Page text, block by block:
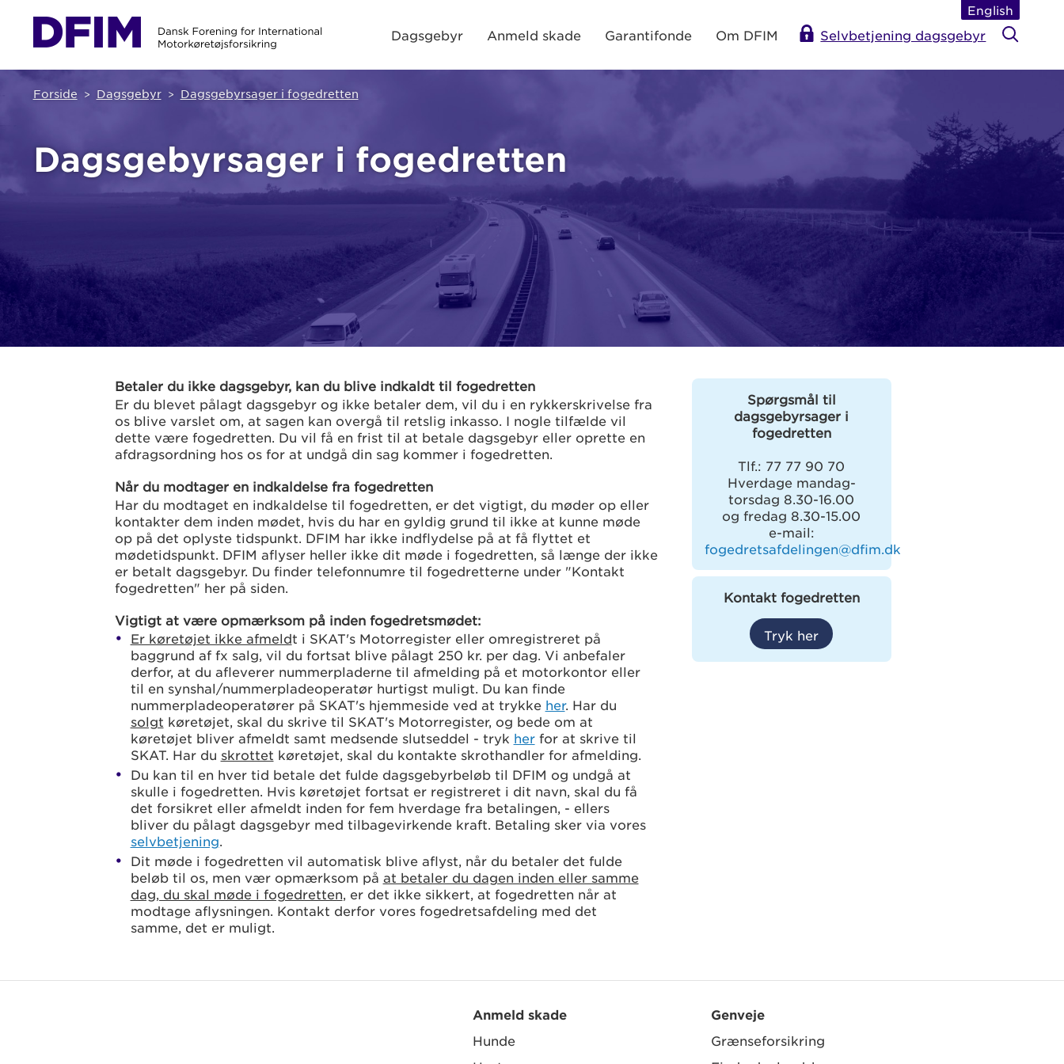
English
Dagsgebyr Anmeld skade Garantifonde Om DFIM Selvbetjening dagsgebyr
Forside Dagsgebyr Dagsgebyrsager i fogedretten
Dagsgebyrsager i fogedretten
Betaler du ikke dagsgebyr, kan du blive indkaldt til fogedretten
Er du blevet pålagt dagsgebyr og ikke betaler dem, vil du i en rykkerskrivelse fra
os blive varslet om, at sagen kan overgå til retslig inkasso. I nogle tilfælde vil
dette være fogedretten. Du vil få en frist til at betale dagsgebyr eller oprette en
afdragsordning hos os for at undgå din sag kommer i fogedretten.
Når du modtager en indkaldelse fra fogedretten
Har du modtaget en indkaldelse til fogedretten, er det vigtigt, du møder op eller
kontakter dem inden mødet, hvis du har en gyldig grund til ikke at kunne møde
op på det oplyste tidspunkt. DFIM har ikke indflydelse på at få flyttet et
mødetidspunkt. DFIM aflyser heller ikke dit møde i fogedretten, så længe der ikke
er betalt dagsgebyr. Du finder telefonnumre til fogedretterne under "Kontakt
fogedretten" her på siden.
Vigtigt at være opmærksom på inden fogedretsmødet:
Er køretøjet ikke afmeldt i SKAT's Motorregister eller omregistreret på
baggrund af fx salg, vil du fortsat blive pålagt 250 kr. per dag. Vi anbefaler
derfor, at du afleverer nummerpladerne til afmelding på et motorkontor eller
til en synshal/nummerpladeoperatør hurtigst muligt. Du kan finde
nummerpladeoperatører på SKAT's hjemmeside ved at trykke her. Har du
solgt køretøjet, skal du skrive til SKAT's Motorregister, og bede om at
køretøjet bliver afmeldt samt medsende slutseddel - tryk herfor at skrive til
SKAT. Har du skrottet køretøjet, skal du kontakte skrothandler for afmelding.
Du kan til en hver tid betale det fulde dagsgebyrbeløb til DFIM og undgå at
skulle i fogedretten. Hvis køretøjet fortsat er registreret i dit navn, skal du få
det forsikret eller afmeldt inden for fem hverdage fra betalingen, - ellers
bliver du pålagt dagsgebyr med tilbagevirkende kraft. Betaling sker via vores
selvbetjening.
Dit møde i fogedretten vil automatisk blive aflyst, når du betaler det fulde
beløb til os, men vær opmærksom på at betaler du dagen inden eller samme
dag, du skal møde i fogedretten, er det ikke sikkert, at fogedretten når at
modtage aflysningen. Kontakt derfor vores fogedretsafdeling med det
samme, det er muligt.
Spørgsmål til
dagsgebyrsager i
fogedretten
Tlf.: 77 77 90 70
Hverdage mandag-
torsdag 8.30-16.00
og fredag 8.30-15.00
e-mail:
fogedretsafdelingen@dfim.dk
Kontakt fogedretten
Tryk her
Anmeld skade
Hunde
Genveje
Grænseforsikring